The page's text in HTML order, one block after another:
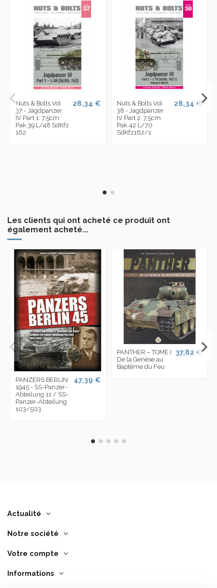
Nuts & Bolts Vol
37 - Jagdpanzer
IV Part 1: 7,5cm
Pak 39 L/48 SdKfz
162
28,34 €
Nuts & Bolts Vol
38 - Jagdpanzer
IV Part 2: 7,5cm
Pak 42 L/70
SdKfz162/1
28,34 €
Les clients qui ont acheté ce produit ont
également acheté...
PANZERS BERLIN
1945 - SS-Panzer-
Abteilung 11 / SS-
Panzer-Abteilung
103/503
47,39 €
PANTHER – TOME I
De la Genèse au
Baptême du Feu
37,82 €
Actualité
Notre société
Votre compte
Informations